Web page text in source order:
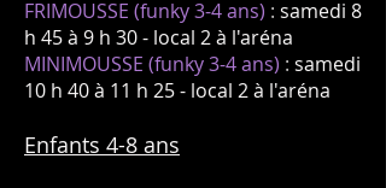
FRIMOUSSE (funky 3-4ans) : samedi 8
h 45 à 9 h 30- local 2à l'aréna
MINIMOUSSE (funky 3-4ans) : samedi
10 h 40 à 11 h 25- local 2à l'aréna
Enfants 4-8 ans